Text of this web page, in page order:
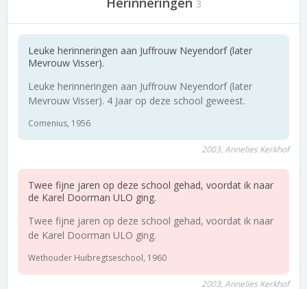
3
Leuke herinneringen aan Juffrouw Neyendorf (later
Mevrouw Visser).
Leuke herinneringen aan Juffrouw Neyendorf (later
Mevrouw Visser). 4 Jaar op deze school geweest.
Comenius, 1956
2003, Annelies Kerkhof
Twee fijne jaren op deze school gehad, voordat ik naar
de Karel Doorman ULO ging.
Twee fijne jaren op deze school gehad, voordat ik naar
de Karel Doorman ULO ging.
Wethouder Huibregtseschool, 1960
2003, Annelies Kerkhof